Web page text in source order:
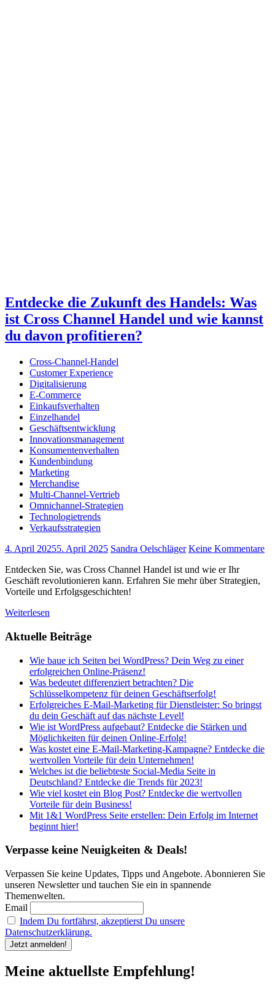
Entdecke die Zukunft des Handels: Was
ist Cross Channel Handel und wie kannst
du davon profitieren?
Cross-Channel-Handel
Customer Experience
Digitalisierung
E-Commerce
Einkaufsverhalten
Einzelhandel
Geschäftsentwicklung
Innovationsmanagement
Konsumentenverhalten
Kundenbindung
Marketing
Merchandise
Multi-Channel-Vertrieb
Omnichannel-Strategien
Technologietrends
Verkaufsstrategien
4. April 20255. April 2025 Sandra Oelschläger Keine Kommentare
Entdecken Sie, was Cross Channel Handel ist und wie er Ihr
Geschäft revolutionieren kann. Erfahren Sie mehr über Strategien,
Vorteile und Erfolgsgeschichten!
Weiterlesen
Aktuelle Beiträge
Wie baue ich Seiten bei WordPress? Dein Weg zu einer
erfolgreichen Online-Präsenz!
Was bedeutet differenziert betrachten? Die
Schlüsselkompetenz für deinen Geschäftserfolg!
Erfolgreiches E-Mail-Marketing für Dienstleister: So bringst
du dein Geschäft auf das nächste Level!
Wie ist WordPress aufgebaut? Entdecke die Stärken und
Möglichkeiten für deinen Online-Erfolg!
Was kostet eine E-Mail-Marketing-Kampagne? Entdecke die
wertvollen Vorteile für dein Unternehmen!
Welches ist die beliebteste Social-Media Seite in
Deutschland? Entdecke die Trends für 2023!
Wie viel kostet ein Blog Post? Entdecke die wertvollen
Vorteile für dein Business!
Mit 1&1 WordPress Seite erstellen: Dein Erfolg im Internet
beginnt hier!
Verpasse keine Neuigkeiten & Deals!
Verpassen Sie keine Updates, Tipps und Angebote. Abonnieren Sie
unseren Newsletter und tauchen Sie ein in spannende
Themenwelten.
Email
Indem Du fortfährst, akzeptierst Du unsere
Datenschutzerklärung.
Meine aktuellste Empfehlung!